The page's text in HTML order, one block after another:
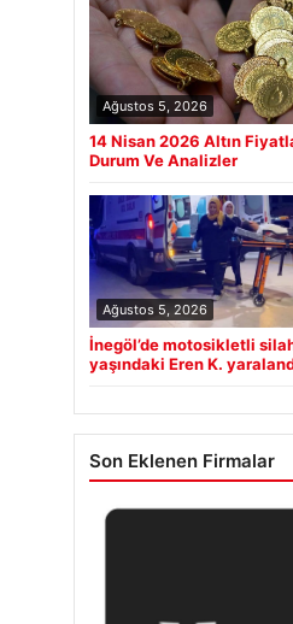
Ağustos 5, 2026
14 Nisan 2026 Altın
Durum Ve Analizler
Ağustos 5, 2026
İnegöl’de motosikletli
yaşındaki Eren K.
Son Eklenen Firmalar